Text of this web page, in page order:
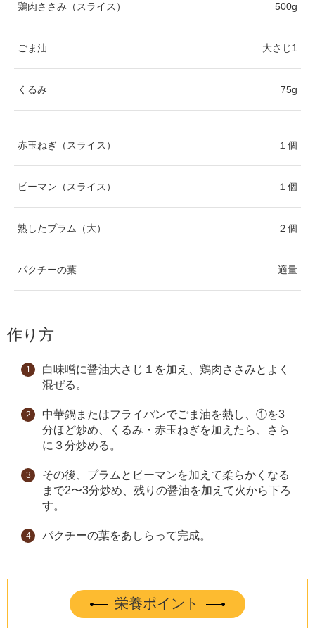
鶏肉ささみ（スライス） 500g
ごま油 大さじ1
くるみ 75g
赤玉ねぎ（スライス） １個
ピーマン（スライス） １個
熟したプラム（大） ２個
パクチーの葉 適量
作り方
白味噌に醤油大さじ１を加え、鶏肉ささみとよく
混ぜる。
中華鍋またはフライパンでごま油を熱し、①を3
分ほど炒め、くるみ・赤玉ねぎを加えたら、さら
に３分炒める。
その後、プラムとピーマンを加えて柔らかくなる
まで2〜3分炒め、残りの醤油を加えて火から下ろ
す。
パクチーの葉をあしらって完成。
栄養ポイント